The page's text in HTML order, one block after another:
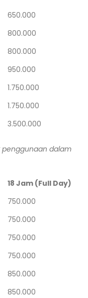
650.000
800.000
800.000
950.000
1.750.000
1.750.000
3.500.000
penggunaan dalam
18 Jam (Full Day)
750.000
750.000
750.000
750.000
850.000
850.000